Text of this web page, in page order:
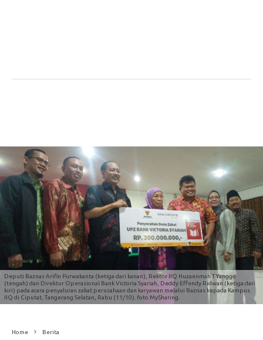
Deputi Baznas Arifin Purwakanta (ketiga dari kanan), Rektor IIQ Huzaenmah T Yanggo
(tengah) dan Direktur Operasional Bank Victoria Syariah, Deddy Effendy Ridwan (ketiga dari
kiri) pada acara penyaluran zakat perusahaan dan karyawan melalui Baznas kepada Kampus
IIQ di Ciputat, Tangerang Selatan, Rabu (11/10). foto:MySharing.
Home Berita